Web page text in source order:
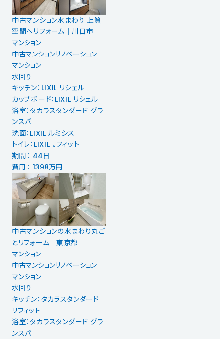
中古マンション水まわり 上質
空間へリフォーム｜川口市
マンション
中古マンションリノベーション
マンション
水回り
キッチン：LIXIL リシェル
カップボード：LIXIL リシェル
浴室：タカラスタンダード グラ
ンスパ
洗面：LIXIL ルミシス
トイレ：LIXIL Jフィット
期間 ： 44日
費用 ： 1398万円
中古マンションの水まわり丸ご
とリフォーム｜東京都
マンション
中古マンションリノベーション
マンション
水回り
キッチン：タカラスタンダード
リフィット
浴室：タカラスタンダード グラ
ンスパ